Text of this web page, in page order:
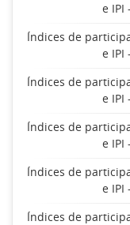
e IPI
Índices de
e IPI
Índices de
e IPI
Índices de
e IPI
Índices de
e IPI
Índices de